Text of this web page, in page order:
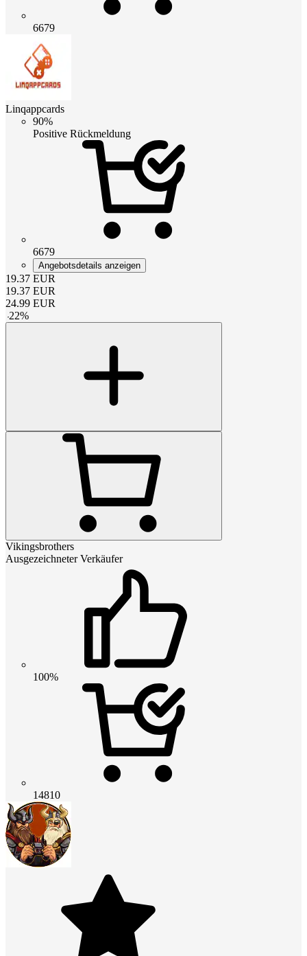
6679
Linqappcards
90%
Positive Rückmeldung
6679
Angebotsdetails anzeigen
19.37 EUR
19.37 EUR
24.99 EUR
-22%
Vikingsbrothers
Ausgezeichneter Verkäufer
100%
14810